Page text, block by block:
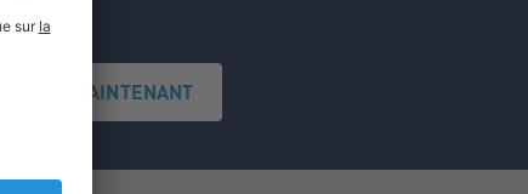
MAINTENANT